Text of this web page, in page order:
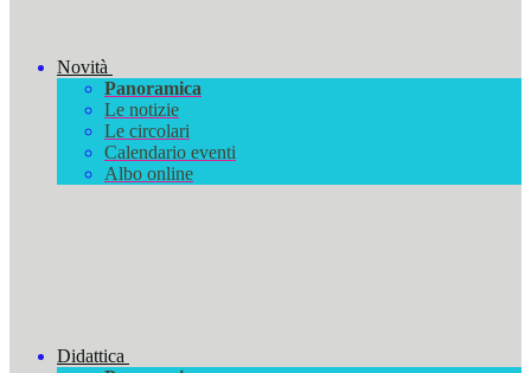
Novità
Panoramica
Le notizie
Le circolari
Calendario eventi
Albo online
Didattica